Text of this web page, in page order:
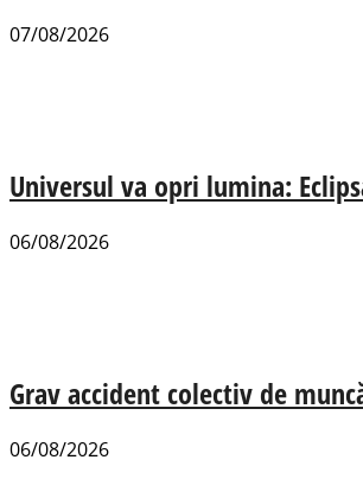
07/08/2026
Universul va opri lumina:
06/08/2026
Grav accident colectiv de
06/08/2026